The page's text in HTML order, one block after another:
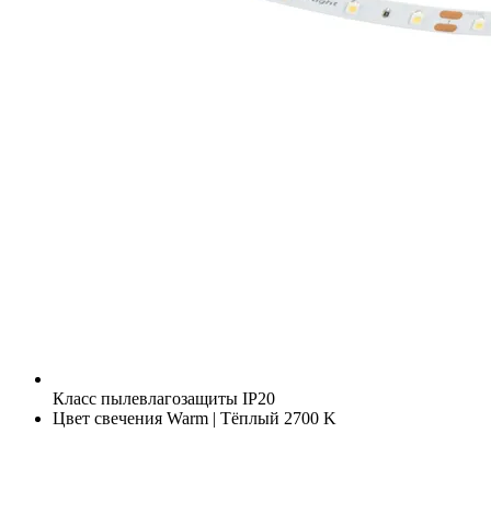
Класс пылевлагозащиты IP20
Цвет свечения Warm | Тёплый 2700 K